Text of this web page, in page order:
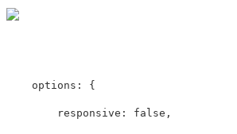
    options: {
        responsive: false,